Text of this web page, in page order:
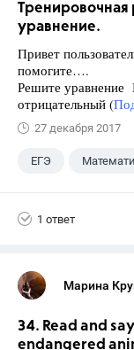
Тренировочная
уравнение.
Привет
помогите….
Решите уравнение
отрицательный (
27 декабря 2017
ЕГЭ
1 ответ
Марина
34. Read and
endangered